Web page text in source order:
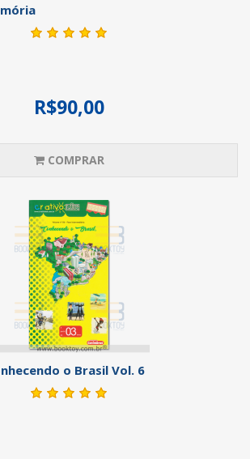
R$90,00
COMPRAR
o Brasil Vol. 6